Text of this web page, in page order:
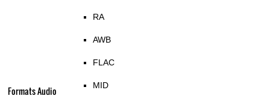
Formats Audio
RA
AWB
FLAC
MID